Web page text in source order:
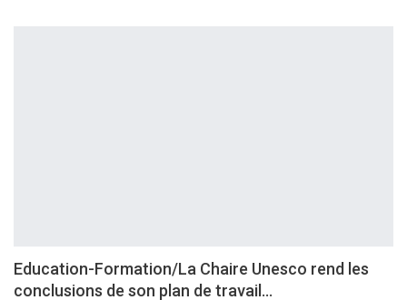
Education-Formation/La Chaire Unesco rend les
conclusions de son plan de travail…